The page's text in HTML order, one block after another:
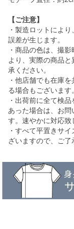
【ご注意】
・製造ロットによ
誤差が生じます。
・商品の色は、撮
より、実際の商品
承ください。
・他店舗でも在庫
る場合もございます
・出荷前に全て検
あった場合は、お
す。速やかに対応致
・すべて平置きサ
ざいますので、ご了